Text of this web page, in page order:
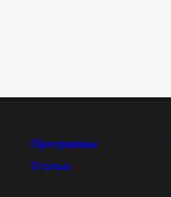
Программы
Статьи